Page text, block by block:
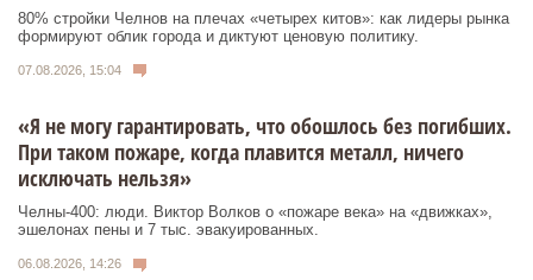
80% стройки Челнов на плечах «четырех китов»: как лидеры рынка
формируют облик города и диктуют ценовую политику.
07.08.2026, 15:04
«Я не могу гарантировать, что обошлось без погибших.
При таком пожаре, когда плавится металл, ничего
исключать нельзя»
Челны-400: люди. Виктор Волков о «пожаре века» на «движках»,
эшелонах пены и 7 тыс. эвакуированных.
06.08.2026, 14:26